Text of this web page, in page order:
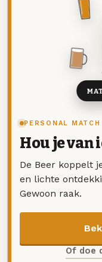
PERSONAL
Hou je van
De Beer koppelt
en lichte
Gewoon raak.
Of doe